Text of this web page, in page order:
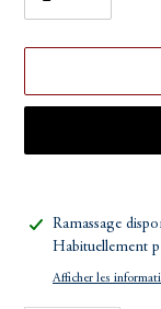
Ajout
produit
Ramassage
Habituellement
Afficher les